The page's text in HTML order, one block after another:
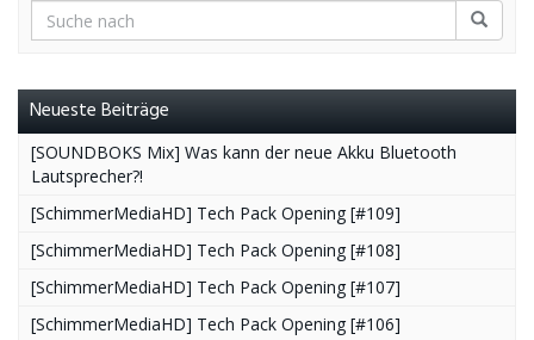
Neueste Beiträge
[SOUNDBOKS Mix] Was kann der neue Akku Bluetooth
Lautsprecher?!
[SchimmerMediaHD] Tech Pack Opening [#109]
[SchimmerMediaHD] Tech Pack Opening [#108]
[SchimmerMediaHD] Tech Pack Opening [#107]
[SchimmerMediaHD] Tech Pack Opening [#106]